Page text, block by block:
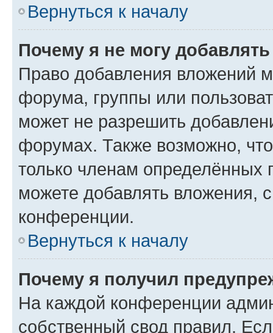
Вернуться к началу
Почему я не могу
Право добавления вложений
форума, группы или
может не разрешить
форумах. Также возможно,
только членам определённых
можете добавлять вложения,
конференции.
Вернуться к началу
Почему я получил
На каждой конференции
собственный свод правил.